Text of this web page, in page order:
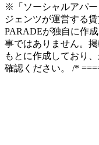
※「ソーシャルアパ
ジェンツが運営する
PARADEが独自に作
事ではありません。
もとに作成しており
確認ください。 /*